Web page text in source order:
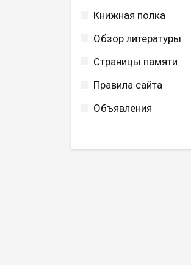
Книжная полка
Обзор литературы
Страницы памяти
Правила сайта
Объявления